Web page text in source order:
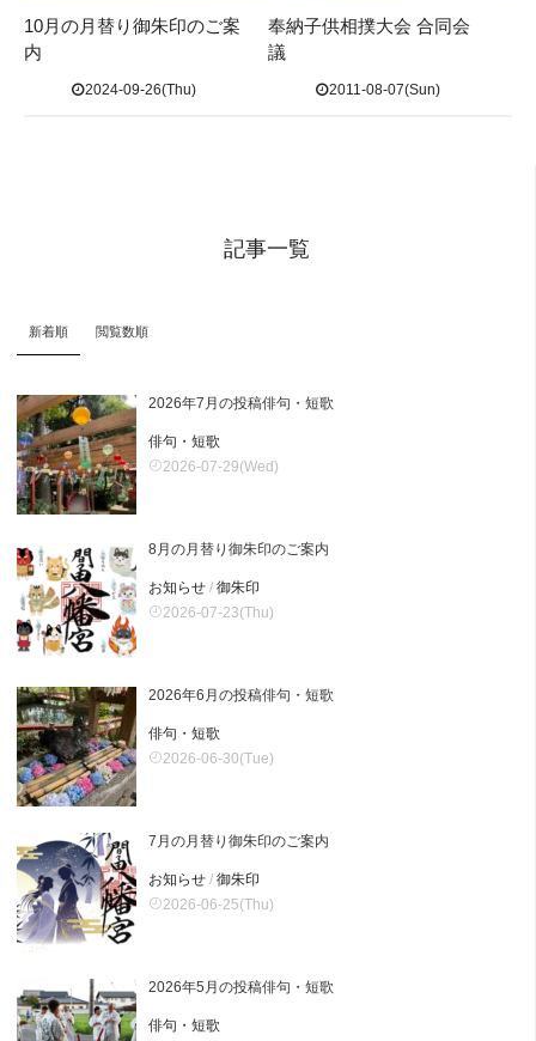
10月の月替り御朱印のご案
内
2024-09-26(Thu)
奉納子供相撲大会 合同会
議
2011-08-07(Sun)
記事一覧
新着順 閲覧数順
2026年7月の投稿俳句・短歌
俳句・短歌
2026-07-29(Wed)
8月の月替り御朱印のご案内
お知らせ / 御朱印
2026-07-23(Thu)
2026年6月の投稿俳句・短歌
俳句・短歌
2026-06-30(Tue)
7月の月替り御朱印のご案内
お知らせ / 御朱印
2026-06-25(Thu)
2026年5月の投稿俳句・短歌
俳句・短歌